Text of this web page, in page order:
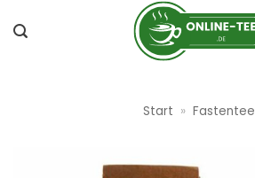
Inhalt
Start » Fastentee